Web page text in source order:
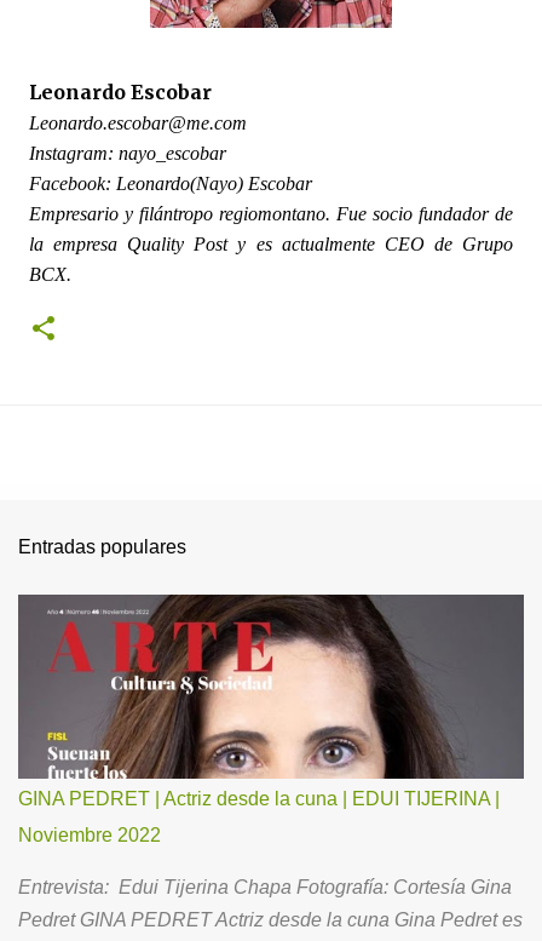
Leonardo Escobar
Leonardo.escobar@me.com
Instagram: nayo_escobar
Facebook: Leonardo(Nayo) Escobar
Empresario y filántropo regiomontano. Fue socio fundador de
la empresa Quality Post y es actualmente CEO de Grupo
BCX.
Entradas populares
GINA PEDRET | Actriz desde la cuna | EDUI TIJERINA |
Noviembre 2022
Entrevista: Edui Tijerina Chapa Fotografía: Cortesía Gina
Pedret GINA PEDRET Actriz desde la cuna Gina Pedret es